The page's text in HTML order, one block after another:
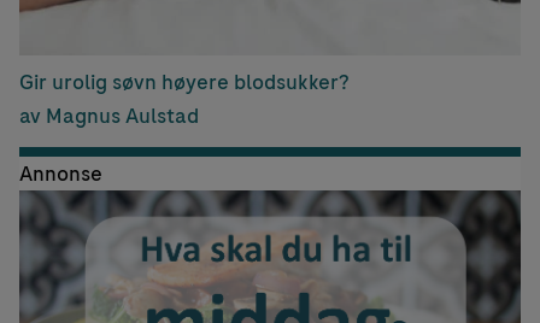
Gir urolig søvn høyere blodsukker?
av Magnus Aulstad
Annonse